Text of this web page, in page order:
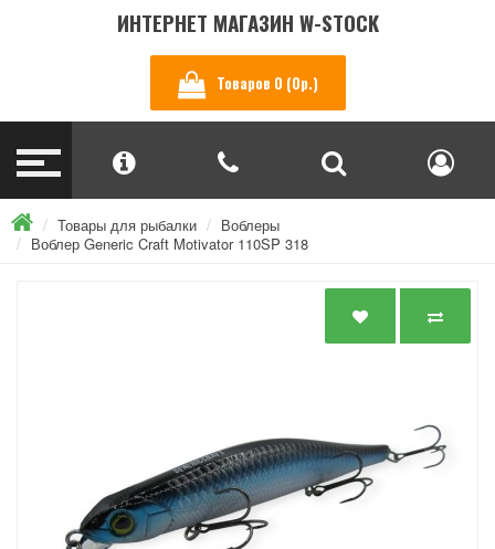
ИНТЕРНЕТ МАГАЗИН W-STOCK
Товаров 0 (0р.)
Товары для рыбалки
Воблеры
Воблер Generic Craft Motivator 110SP 318